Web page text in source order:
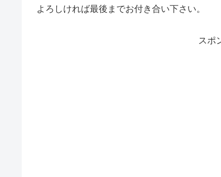
よろしければ最後までお付き合い下さい。
スポ